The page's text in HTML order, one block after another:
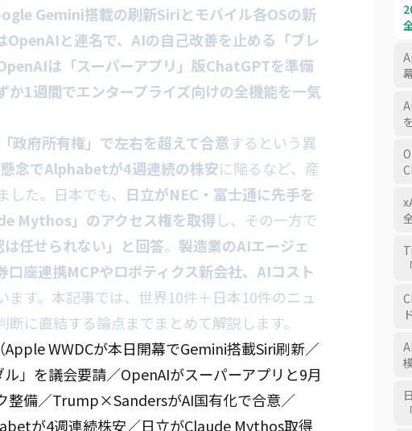
Gemini搭載の刷新Siriとモバイル各OSの新
と連名で、AIの自己改善を止める「ブレ
は「スーパーアプリ」版ChatGPTを準備
か1週間でエンタープライズ向けの全機能を一気
府所有権」で左右を超えて合意するという異
念でAlphabetが4週連続の株安に陥るなど、産
た。日本でも、
日立がNEC・富士通に先手を
Mythos」のアクセス権を取得し、その一方で
任せられない」と回答。 製造業のAIエージェ
口座連携MCPやロボティクス新会社、AIコスト
ます。本記事では、世界10件＋日本10件のニュ
に直結する論点までまとめて解説します。
WWDCが本日開幕でGemini搭載Siri刷新／
」を議会要請／OpenAIがスーパーアプリと9月
整備／Trump×SandersがAI国有化で合意／
が4週連続株安／日立がClaude Mythos取得